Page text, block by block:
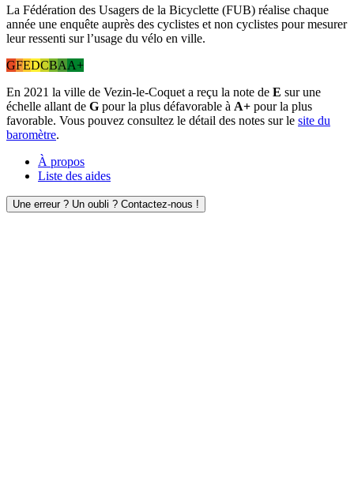
La Fédération des Usagers de la Bicyclette (FUB) réalise chaque
année une enquête auprès des cyclistes et non cyclistes pour mesurer
leur ressenti sur l’usage du vélo en ville.
GFEDCBAA+
En 2021 la ville de Vezin-le-Coquet a reçu la note de E sur une
échelle allant de G pour la plus défavorable à A+ pour la plus
favorable. Vous pouvez consultez le détail des notes sur le site du
baromètre.
À propos
Liste des aides
Une erreur ? Un oubli ? Contactez-nous !